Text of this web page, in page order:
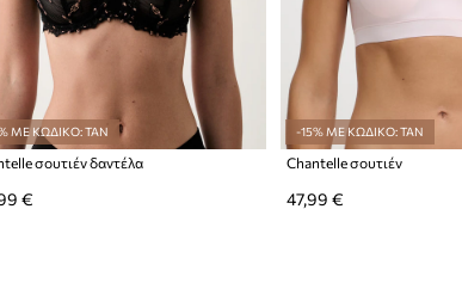
ΜΕ ΚΩΔΙΚΟ: TAN
σουτιέν δαντέλα
€
-15% ΜΕ ΚΩΔΙΚΟ: TAN
Chantelle σουτιέν
47,99 €